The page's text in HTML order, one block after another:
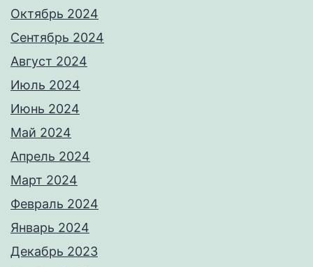
Октябрь 2024
Сентябрь 2024
Август 2024
Июль 2024
Июнь 2024
Май 2024
Апрель 2024
Март 2024
Февраль 2024
Январь 2024
Декабрь 2023